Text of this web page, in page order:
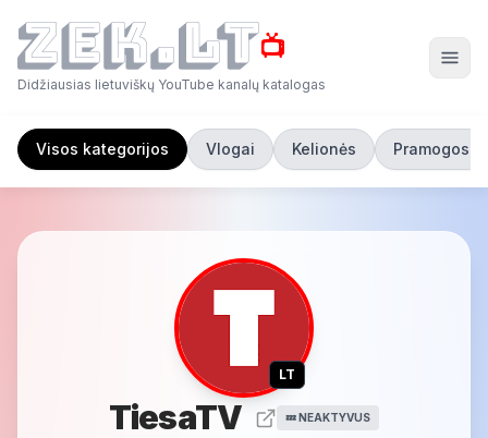
📺
Didžiausias lietuviškų YouTube kanalų katalogas
Visos kategorijos Vlogai Kelionės Pramogos
LT
TiesaTV 💤 NEAKTYVUS